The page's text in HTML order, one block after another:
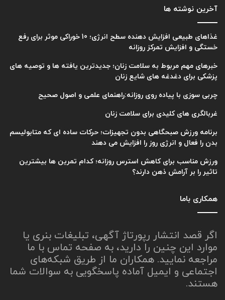
آخرین نوشته ها
غذاهای طبیعی افزایش دهنده سطح انرژی؛ 10 خوراکی موثر برای رفع
خستگی و افزایش تمرکز روزانه
خبرهای مهم مربوط به سلامت زنان؛ جدیدترین یافته ها و توصیه های
پزشکی برای دغدغه های شایع زنان
چربی سوزی با پیاده روی روزانه:راهنمای علمی و اصول صحیح
غربالگری های کلیدی برای سلامت زنان
برنامه ورزش صبحگاهی بدون تجهیزات؛ حرکات ساده ای که متابولیسم
بدن را فعال و انرژی روز را افزایش می دهند
ورزش مناسب برای کاهش استرس روزانه؛ کدام تمرین ها بیشترین
تاثیر را بر آرامش ذهن دارند؟
همکاری باما
اگر قصد انتشار رپورتاژ آگهی، تبلیغات بنری یا
موارد این چنین را دارید، به صفحه تماس با ما
مراجعه نمایید. همکاران ما از طریق شبکه‌های
اجتماعی و ایمیل آماده پاسخگویی به سوالات شما
هستند.